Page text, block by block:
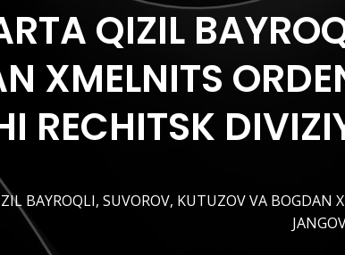
QIZIL
XMELNITS
RECHITSK
BAYROQLI, SUVOROV, KUTUZOV VA BOGDAN